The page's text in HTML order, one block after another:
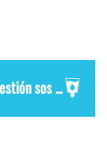
sos ...